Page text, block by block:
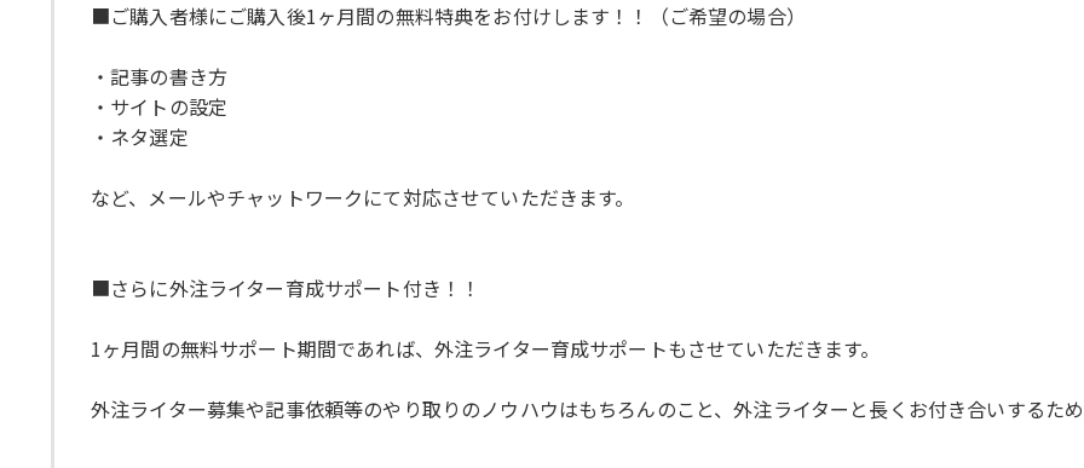
■ご購入者様にご購入後1ヶ月間の無料特典をお付けします！！（ご希望の場合）
・記事の書き方
・サイトの設定
・ネタ選定
など、メールやチャットワークにて対応させていただきます。
■さらに外注ライター育成サポート付き！！
1ヶ月間の無料サポート期間であれば、外注ライター育成サポートもさせていただきます。
外注ライター募集や記事依頼等のやり取りのノウハウはもちろんのこと、外注ライターと長くお付き合いするため